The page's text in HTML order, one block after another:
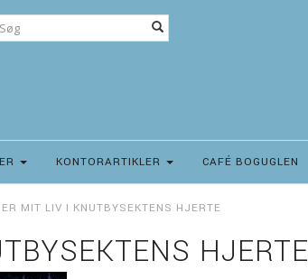
KONTORARTIKLER CAFÉ BOGUGLEN
MIT LIV I KNUTBYSEKTENS HJERTE
HJERTE